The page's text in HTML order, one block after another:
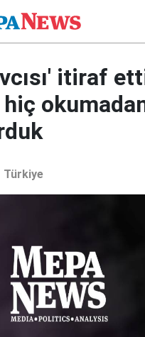
itiraf
hiç
Türkiye